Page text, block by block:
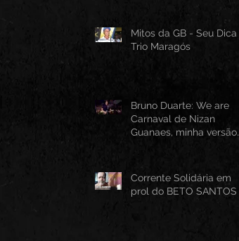
Mitos da GB - Seu Dica -
Trio Maragós
Bruno Duarte: We are
Carnaval de Nizan
Guanaes, minha versão
Corrente Solidária em
prol do BETO SANTOS